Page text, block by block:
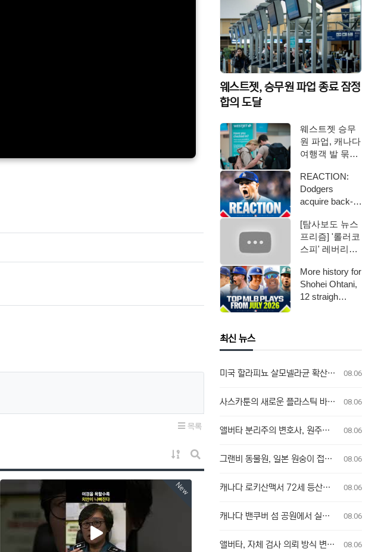
목록
게시물 정렬
게시판 검색
New
웨스트젯, 승무원 파업 종료 잠정
합의 도달
웨스트젯 승무
원 파업, 캐나다
여행객 발 묶였
REACTION:
Dodgers
acquire back-
[탐사보도 뉴스
프리즘] '롤러코
스피' 레버리지
TV (Yo…
More history for
Shohei Ohtani,
12 straigh…
최신 뉴스
미국 할라피뇨 살모넬라균 확산, 캐나다 연관성 없어 08.06
사스카툰의 새로운 플라스틱 바위 공공 예술 설치물, 시민들의 반응 엇갈려 08.06
앨버타 분리주의 변호사, 원주민 보호구역 신탁 관리인 직위 박탈 명령에 불복 항소 08.06
그랜비 동물원, 일본 원숭이 접촉 방문객에 주의 당부 08.06
캐나다 로키산맥서 72세 등산객 맹견 공격받아 중상 08.06
캐나다 밴쿠버 섬 공원에서 실종자 발견 08.06
앨버타, 자체 검사 의뢰 방식 변경에 대한 우려 제기 08.06